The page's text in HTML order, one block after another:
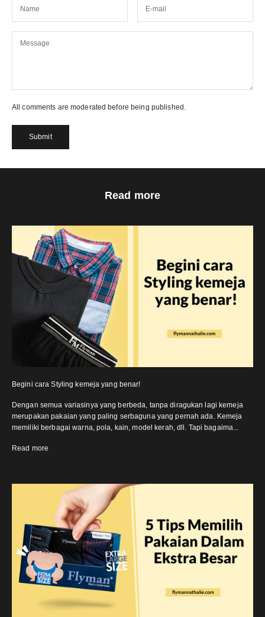
All comments are moderated before being published.
Submit
Read more
Begini cara Styling kemeja yang benar!
Dengan semua variasinya yang berbeda, tanpa diragukan lagi kemeja
merupakan pakaian yang paling serbaguna yang pernah ada. Kemeja
memiliki berbagai warna, pola, kain, model kerah, dll. Tapi bagaima...
Read more